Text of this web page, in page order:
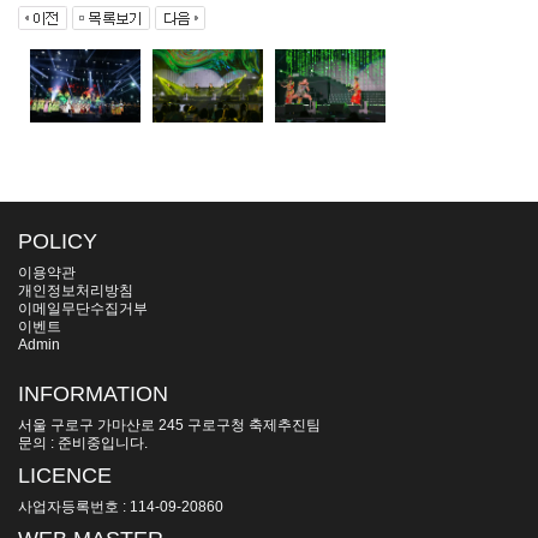
POLICY
이용약관
개인정보처리방침
이메일무단수집거부
이벤트
Admin
INFORMATION
서울 구로구 가마산로 245 구로구청 축제추진팀
문의 : 준비중입니다.
LICENCE
사업자등록번호 : 114-09-20860